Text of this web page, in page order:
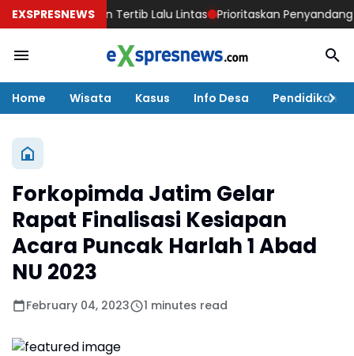
EXSPRESNEWS
Tanamkan Tertib Lalu Lintas Prioritaskan Penyandang
Home Wisata Kasus Info Desa Pendidikan
Forkopimda Jatim Gelar
Rapat Finalisasi Kesiapan
Acara Puncak Harlah 1 Abad
NU 2023
February 04, 2023 1 minutes read